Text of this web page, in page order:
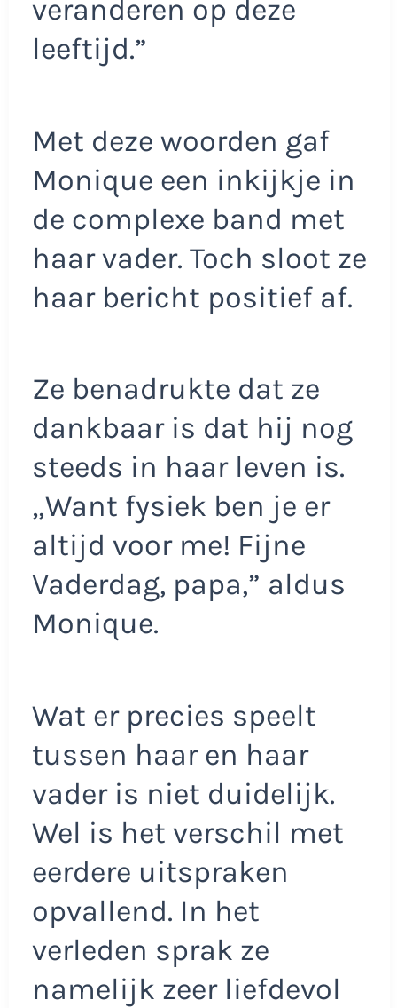
veranderen op deze
leeftijd.”
Met deze woorden gaf
Monique een inkijkje in
de complexe band met
haar vader. Toch sloot ze
haar bericht positief af.
Ze benadrukte dat ze
dankbaar is dat hij nog
steeds in haar leven is.
„Want fysiek ben je er
altijd voor me! Fijne
Vaderdag, papa,” aldus
Monique.
Wat er precies speelt
tussen haar en haar
vader is niet duidelijk.
Wel is het verschil met
eerdere uitspraken
opvallend. In het
verleden sprak ze
namelijk zeer liefdevol